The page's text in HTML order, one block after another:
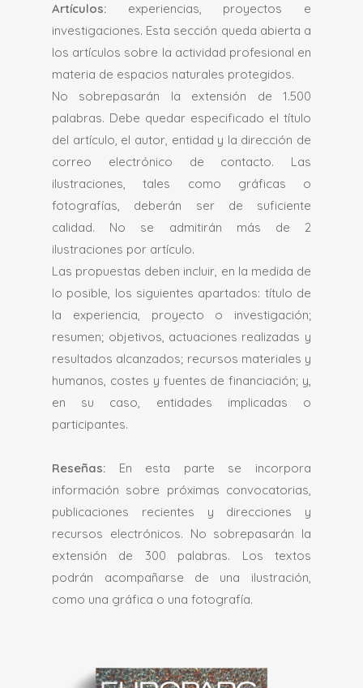
Artículos: experiencias, proyectos e
investigaciones. Esta sección queda abierta a
los artículos sobre la actividad profesional en
materia de espacios naturales protegidos.
No sobrepasarán la extensión de 1.500
palabras. Debe quedar especificado el título
del artículo, el autor, entidad y la dirección de
correo electrónico de contacto. Las
ilustraciones, tales como gráficas o
fotografías, deberán ser de suficiente
calidad. No se admitirán más de 2
ilustraciones por artículo.
Las propuestas deben incluir, en la medida de
lo posible, los siguientes apartados: título de
la experiencia, proyecto o investigación;
resumen; objetivos, actuaciones realizadas y
resultados alcanzados; recursos materiales y
humanos, costes y fuentes de financiación; y,
en su caso, entidades implicadas o
participantes.
Reseñas: En esta parte se incorpora
información sobre próximas convocatorias,
publicaciones recientes y direcciones y
recursos electrónicos. No sobrepasarán la
extensión de 300 palabras. Los textos
podrán acompañarse de una ilustración,
como una gráfica o una fotografía.